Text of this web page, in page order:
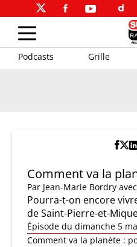
Podcasts Grille
Comment va la
Par Jean-Marie Bordry
Pourra-t-on encore
de Saint-Pierre-et-
Épisode du dimanche 5
Comment va la planète :